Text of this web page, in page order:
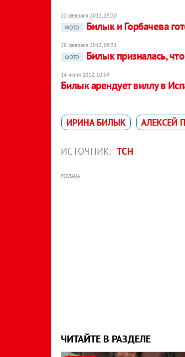
22 февраля 2012, 15:20
ФОТО
Билык и Горбачева
28 февраля 2012, 09:31
ФОТО
Билык призналась,
14 июня 2012, 10:59
Билык арендует виллу в
ИРИНА БИЛЫК АЛЕКСЕЙ
ИСТОЧНИК: ТСН
РЕКЛАМА
ЧИТАЙТЕ В РАЗДЕЛЕ